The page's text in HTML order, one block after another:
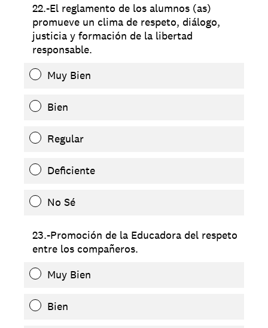
22.-El reglamento de los alumnos (as)
promueve un clima de respeto, diálogo,
justicia y formación de la libertad
responsable.
Muy Bien
Bien
Regular
Deficiente
No Sé
23.-Promoción de la Educadora del respeto
entre los compañeros.
Muy Bien
Bien